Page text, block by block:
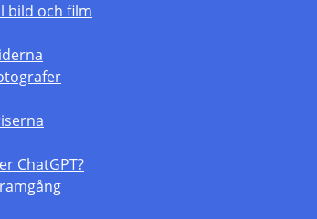
bild och film
ChatGPT?